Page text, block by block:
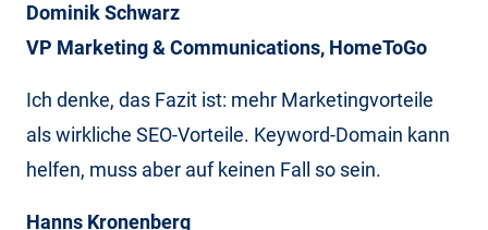
Dominik Schwarz
VP Marketing & Communications, HomeToGo
Ich denke, das Fazit ist: mehr Marketingvorteile
als wirkliche SEO-Vorteile. Keyword-Domain kann
helfen, muss aber auf keinen Fall so sein.
Hanns Kronenberg